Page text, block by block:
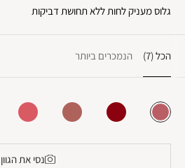
גלוס מעניק לחות ללא תחושת דביקות
הכל(7) הנמכרים ביותר
נסי את הגוון